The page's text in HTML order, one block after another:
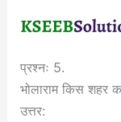
प्रश्नः 5.
भोलाराम किस शहर
उत्तर: